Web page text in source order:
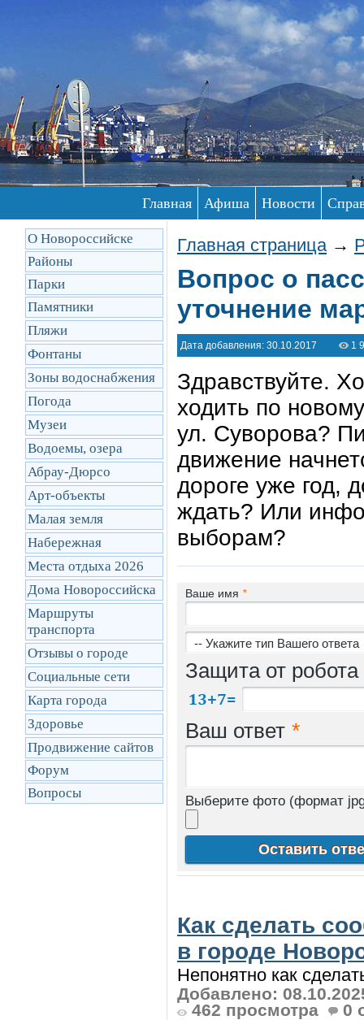
Главная Афиша Новости
О Новороссийске
Районы
Парки
Памятники
Пляжи
Фонтаны
Зоны водоснабжения
Погода
Музеи
Водоемы, озера
Абрау-Дюрсо
Арт-объекты
Малая земля
Набережная
Места отдыха 2026
Дома Новороссийска
Маршруты
транcпорта
Отзывы о городе
Социальные сети
Карта города
Здоровье
Продвижение сайтов
Форум
Вопросы
Главная страница →
Вопрос о
уточнение
Дата добавления: 30.10.2017 1
Здравствуйте.
ходить по
ул. Суворова?
движение
дороге уже год,
ждать? Или
выборам?
Ваше имя *
Защита от робота
Ваш ответ *
Выберите фото (формат
Как сделать
в городе
Непонятно как
Добавлено:
462 просмотра
0